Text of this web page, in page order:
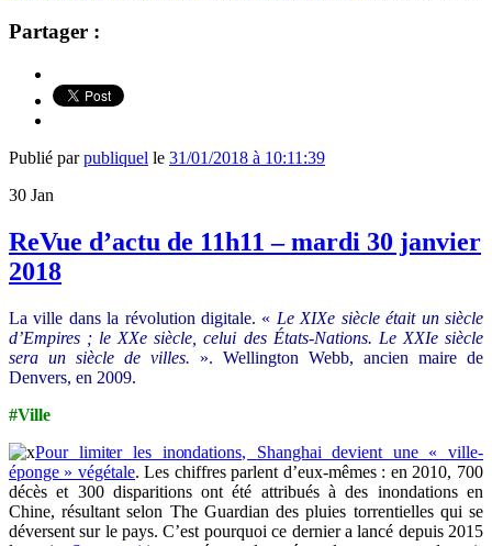
Partager :
Publié parpubliquel le 31/01/2018 à 10:11:39
30 Jan
ReVue d’actu de 11h11 – mardi 30 janvier
2018
La ville dans la révolution digitale. « Le XIXe siècle était un siècle
d’Empires ; le XXe siècle, celui des États-Nations. Le XXIe siècle
sera un siècle de villes. ». Wellington Webb, ancien maire de
Denvers, en 2009.
#Ville
Pour limiter les inondations, Shanghai devient une « ville-
éponge » végétale. Les chiffres parlent d’eux-mêmes : en 2010, 700
décès et 300 disparitions ont été attribués à des inondations en
Chine, résultant selon The Guardian des pluies torrentielles qui se
déversent sur le pays. C’est pourquoi ce dernier a lancé depuis 2015